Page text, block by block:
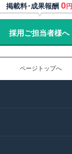
掲載料･成果報酬 0円
採用ご担当者様へ
ページトップへ